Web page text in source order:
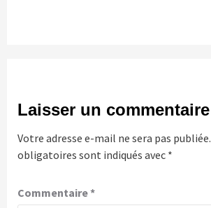
Laisser un commentaire
Votre adresse e-mail ne sera pas publiée.
obligatoires sont indiqués avec *
Commentaire*